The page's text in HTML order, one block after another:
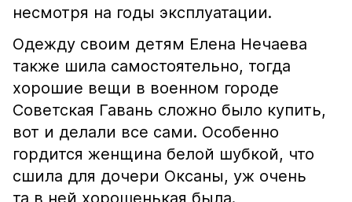
несмотря на годы эксплуатации.
Одежду своим детям Елена Нечаева
также шила самостоятельно, тогда
хорошие вещи в военном городе
Советская Гавань сложно было купить,
вот и делали все сами. Особенно
гордится женщина белой шубкой, что
сшила для дочери Оксаны, уж очень
та в ней хорошенькая была.